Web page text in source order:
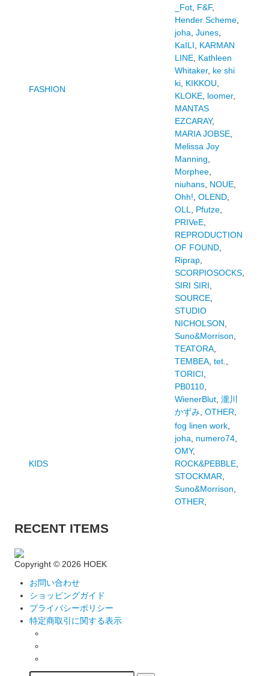
FASHION
_Fot, F&F,
Hender Scheme,
joha Junes,
KaILI
KARMAN
LINE, Kathleen
Whitaker, ke shi
ki, KIKKOU
KLOKE, loomer,
MANTAS
EZCARAY,
MARIA JOBSE,
Melissa Joy
Manning
Morphee,
niuhans, NOUE,
Ohh! OLEND,
OLL
Pfutze,
PRIVeE,
REPRODUCTION
OF FOUND,
Riprap,
SCORPIOSOCKS,
SIRI SIRI
SOURCE,
STUDIO
NICHOLSON
Suno&Morrison
TEATORA,
TEMBEA, tet.
TORICI
PB0110,
WienerBlut, 瀧川
かずみ, OTHER
KIDS
fog linen work,
joha
numero74,
OMY,
ROCK&PEBBLE,
STOCKMAR
Suno&Morrison
OTHER
RECENT ITEMS
Copyright © 2026 HOEK
お問い合わせ
ショッピングガイド
プライバシーポリシー
特定商取引に関する表示